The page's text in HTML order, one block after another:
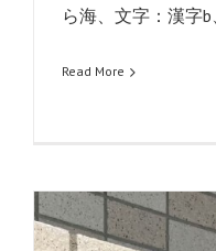
ら海、文字：漢字
Read More